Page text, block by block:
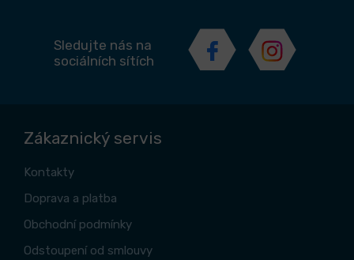
Sledujte nás na
sociálních sítích
Zákaznický servis
Kontakty
Doprava a platba
Obchodní podmínky
Odstoupení od smlouvy